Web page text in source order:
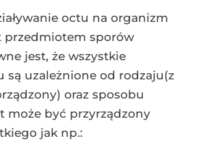
octu na organizm
przedmiotem sporów
jest, że wszystkie
są uzależnione od rodzaju(z
oraz sposobu
może być przyrządzony
jak np.: